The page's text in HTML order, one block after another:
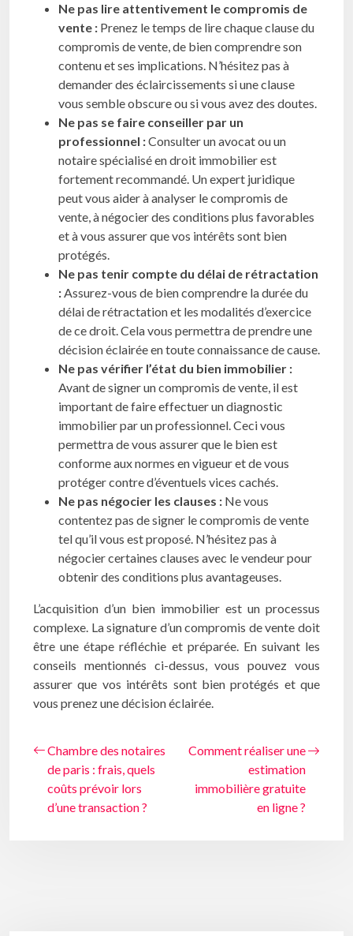
Ne pas lire attentivement le compromis de
vente : Prenez le temps de lire chaque clause du
compromis de vente, de bien comprendre son
contenu et ses implications. N’hésitez pas à
demander des éclaircissements si une clause
vous semble obscure ou si vous avez des doutes.
Ne pas se faire conseiller par un
professionnel :Consulter un avocat ou un
notaire spécialisé en droit immobilier est
fortement recommandé. Un expert juridique
peut vous aider à analyser le compromis de
vente, à négocier des conditions plus favorables
et à vous assurer que vos intérêts sont bien
protégés.
Ne pas tenir compte du délai de rétractation
:Assurez-vous de bien comprendre la durée du
délai de rétractation et les modalités d’exercice
de ce droit. Cela vous permettra de prendre une
décision éclairée en toute connaissance de cause.
Ne pas vérifier l’état du bien immobilier :
Avant de signer un compromis de vente, il est
important de faire effectuer un diagnostic
immobilier par un professionnel. Ceci vous
permettra de vous assurer que le bien est
conforme aux normes en vigueur et de vous
protéger contre d’éventuels vices cachés.
Ne pas négocier les clauses : Ne vous
contentez pas de signer le compromis de vente
tel qu’il vous est proposé. N’hésitez pas à
négocier certaines clauses avec le vendeur pour
obtenir des conditions plus avantageuses.
L’acquisition d’un bien immobilier est un processus
complexe. La signature d’un compromis de vente doit
être une étape réfléchie et préparée. En suivant les
conseils mentionnés ci-dessus, vous pouvez vous
assurer que vos intérêts sont bien protégés et que
vous prenez une décision éclairée.
Chambre des notaires
de paris : frais, quels
coûts prévoir lors
d’une transaction ?
Comment réaliser une
estimation
immobilière gratuite
en ligne ?